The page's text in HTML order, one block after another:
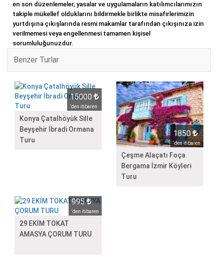
en son düzenlemeler, yasalar ve uygulamaların katılımcılarımızın
takiple mükellef olduklarını bildirmekle birlikte misafirlerimizin
yurtdışına çıkışlarında resmi makamlar tarafından çıkışınıza izin
verilmemesi veya engellenmesi tamamen kişisel
sorumluluğunuzdur.
Benzer Turlar
15000
‘den itibaren
Konya Çatalhöyük Sille
Beyşehir İbradi Ormana
Turu
1850
‘den itibaren
Çeşme Alaçatı Foça
Bergama İzmir Köyleri
Turu
995
‘den itibaren
29 EKİM TOKAT
AMASYA ÇORUM TURU